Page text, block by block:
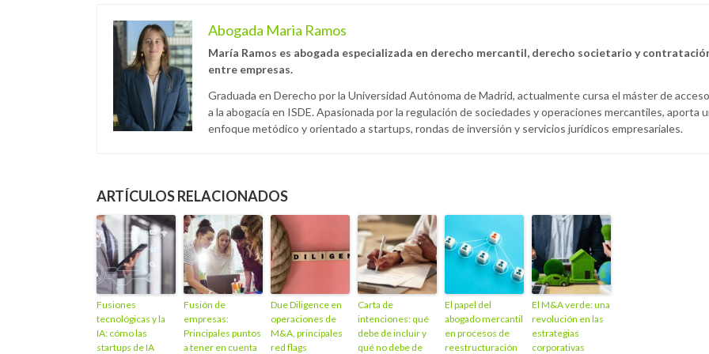
Abogada Maria Ramos
María Ramos es abogada especializada en derecho mercantil, derecho societario y
entre empresas.
Graduada en Derecho por la Universidad Autónoma de Madrid, actualmente cursa el máster de acceso
a la abogacía en ISDE. Apasionada por la regulación de sociedades y operaciones mercantiles, aporta
enfoque metódico y orientado a startups, rondas de inversión y servicios jurídicos empresariales.
ARTÍCULOS RELACIONADOS
Fusiones
tecnológicas y la
IA: cómo las
startups de IA
Fusión de
empresas:
Principales puntos
a tener en cuenta
Due Diligence en
operaciones de
M&A, principales
red flags
Carta de
intenciones: qué
debe de incluir y
qué no debe de
El papel del
abogado mercantil
en procesos de
reestructuración
El M&A verde: una
revolución en las
estrategias
corporativas